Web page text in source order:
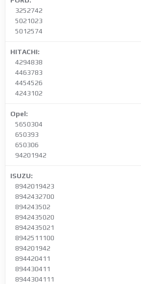
3252742
5021023
5012574
HITACHI:
4294838
4463783
4454526
4243102
Opel:
5650304
650393
650306
94201942
ISUZU:
8942019423
8942432700
894243502
8942435020
8942435021
8942511100
894201942
894420411
894430411
8944304111